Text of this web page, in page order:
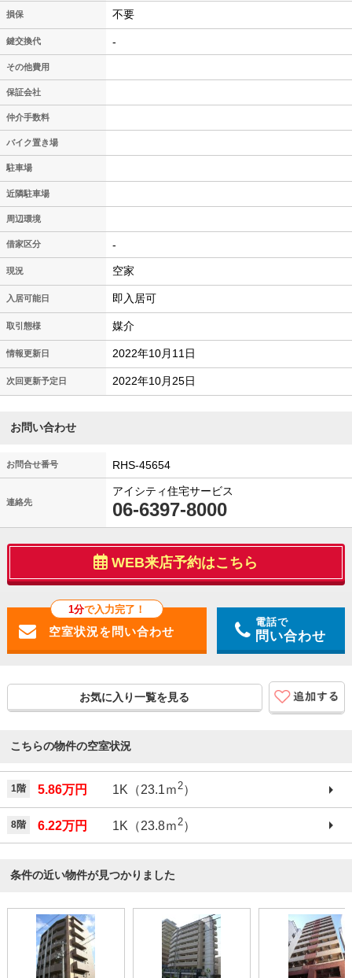
損保 不要
鍵交換代 -
その他費用
保証会社
仲介手数料
バイク置き場
駐車場
近隣駐車場
周辺環境
借家区分 -
現況 空家
入居可能日 即入居可
取引態様 媒介
情報更新日 2022年10月11日
次回更新予定日 2022年10月25日
お問い合わせ
お問合せ番号 RHS-45654
連絡先
アイシティ住宅サービス
06-6397-8000
WEB来店予約はこちら
1分で入力完了！
電話で
問い合わせ
お気に入り一覧を見る
こちらの物件の空室状況
1階 5.86万円 1K（23.1ｍ2）
8階 6.22万円 1K（23.8ｍ 2）
条件の近い物件が見つかりました